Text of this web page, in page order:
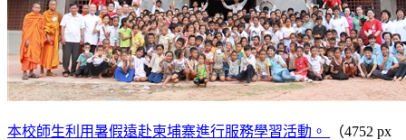
本校師生利用暑假遠赴柬埔寨進行服務學習活動。
（4752 px